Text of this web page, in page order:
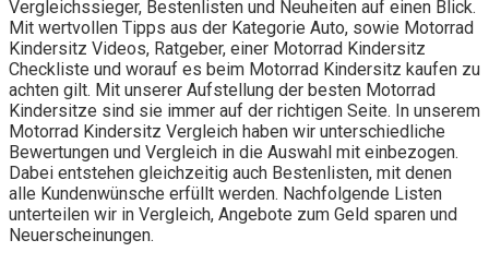
Vergleichssieger, Bestenlisten und Neuheiten auf einen Blick.
Mit wertvollen Tipps aus der Kategorie Auto, sowie Motorrad
Kindersitz Videos, Ratgeber, einer Motorrad Kindersitz
Checkliste und worauf es beim Motorrad Kindersitz kaufen zu
achten gilt. Mit unserer Aufstellung der besten Motorrad
Kindersitze sind sie immer auf der richtigen Seite. In unserem
Motorrad Kindersitz Vergleich haben wir unterschiedliche
Bewertungen und Vergleich in die Auswahl mit einbezogen.
Dabei entstehen gleichzeitig auch Bestenlisten, mit denen
alle Kundenwünsche erfüllt werden. Nachfolgende Listen
unterteilen wir in Vergleich, Angebote zum Geld sparen und
Neuerscheinungen.